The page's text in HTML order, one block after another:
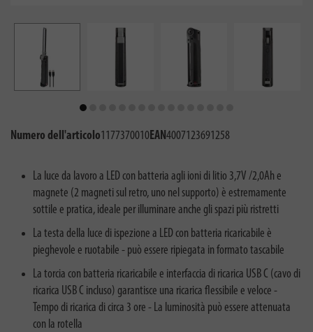
Numero dell'articolo1177370010EAN4007123691258
La luce da lavoro a LED con batteria agli ioni di litio 3,7V /2,0Ah e
magnete (2 magneti sul retro, uno nel supporto) è estremamente
sottile e pratica, ideale per illuminare anche gli spazi più ristretti
La testa della luce di ispezione a LED con batteria ricaricabile è
pieghevole e ruotabile - può essere ripiegata in formato tascabile
La torcia con batteria ricaricabile e interfaccia di ricarica USB C (cavo di
ricarica USB C incluso) garantisce una ricarica flessibile e veloce -
Tempo di ricarica di circa 3 ore - La luminosità può essere attenuata
con la rotella